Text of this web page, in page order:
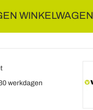
WINKELWAGEN
werkdagen